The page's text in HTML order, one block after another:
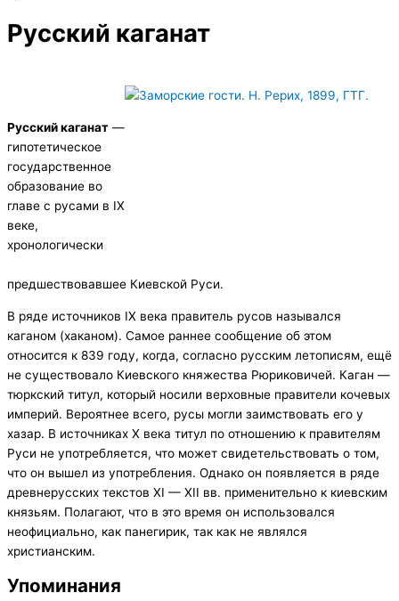
Русский каганат
Русский каганат —
гипотетическое
государственное
образование во
главе с русами в IX
веке,
хронологически
предшествовавшее Киевской Руси.
В ряде источников IX века правитель русов назывался
каганом (хаканом). Самое раннее сообщение об этом
относится к 839 году, когда, согласно русским летописям, ещё
не существовало Киевского княжества Рюриковичей. Каган —
тюркский титул, который носили верховные правители кочевых
империй. Вероятнее всего, русы могли заимствовать его у
хазар. В источниках X века титул по отношению к правителям
Руси не употребляется, что может свидетельствовать о том,
что он вышел из употребления. Однако он появляется в ряде
древнерусских текстов XI — XII вв. применительно к киевским
князьям. Полагают, что в это время он использовался
неофициально, как панегирик, так как не являлся
христианским.
Упоминания